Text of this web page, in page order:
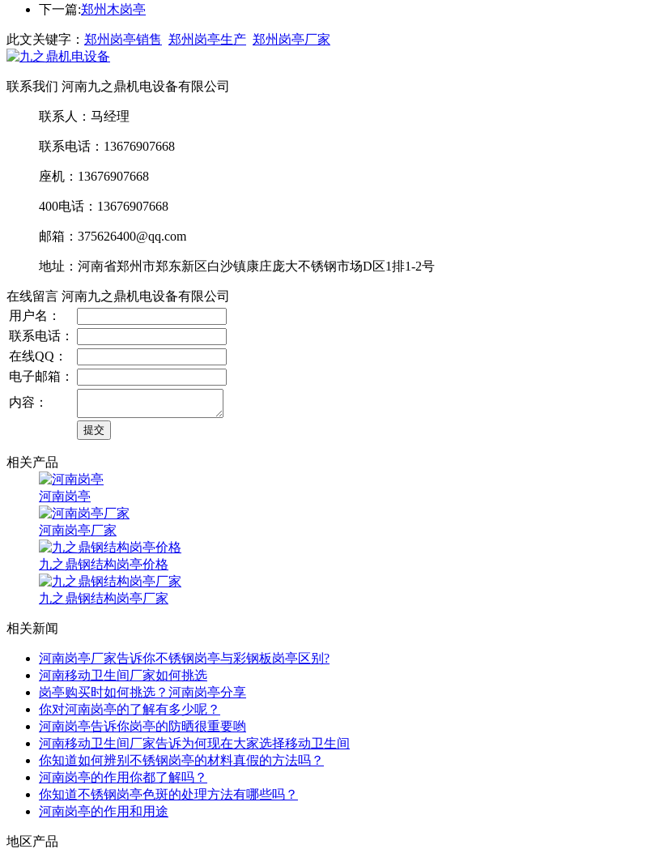
下一篇:郑州木岗亭
此文关键字： 郑州岗亭销售 郑州岗亭生产 郑州岗亭厂家
联系我们 河南九之鼎机电设备有限公司
联系人：马经理
联系电话：13676907668
座机：13676907668
400电话：13676907668
邮箱：375626400@qq.com
地址：河南省郑州市郑东新区白沙镇康庄庞大不锈钢市场D区1排1-2号
在线留言 河南九之鼎机电设备有限公司
用户名：
联系电话：
在线QQ：
电子邮箱：
内容：
相关产品
河南岗亭
河南岗亭厂家
九之鼎钢结构岗亭价格
九之鼎钢结构岗亭厂家
相关新闻
河南岗亭厂家告诉你不锈钢岗亭与彩钢板岗亭区别?
河南移动卫生间厂家如何挑选
岗亭购买时如何挑选？河南岗亭分享
你对河南岗亭的了解有多少呢？
河南岗亭告诉你岗亭的防晒很重要哟
河南移动卫生间厂家告诉为何现在大家选择移动卫生间
你知道如何辨别不锈钢岗亭的材料真假的方法吗？
河南岗亭的作用你都了解吗？
你知道不锈钢岗亭色斑的处理方法有哪些吗？
河南岗亭的作用和用途
地区产品